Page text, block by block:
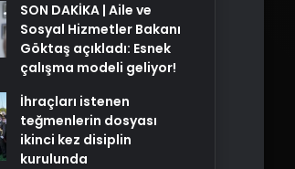
SON DAKİKA | Aile ve
Sosyal Hizmetler Bakanı
Göktaş açıkladı: Esnek
çalışma modeli geliyor!
İhraçları istenen
teğmenlerin dosyası
ikinci kez disiplin
kurulunda